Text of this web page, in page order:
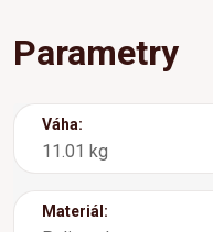
Parametry
Váha:
11.01 kg
Materiál: